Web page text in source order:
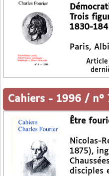
Trois
1830-
Paris,
Cahiers - 1996 / n°
Être
Nicolas-
1875),
disciples